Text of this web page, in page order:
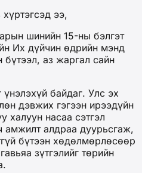
ээ,
шинийн 15-ны бэлгэт
Их дүйчин өдрийн мэнд
аз жаргал сайн
байдаг. Улс эх
дэвжих гэгээн ирээдүйн
халуун насаа сэтгэл
амжилт алдраа дуурьсгаж,
бүтээн хөдөлмөрлөсөөр
зүтгэлийг төрийн